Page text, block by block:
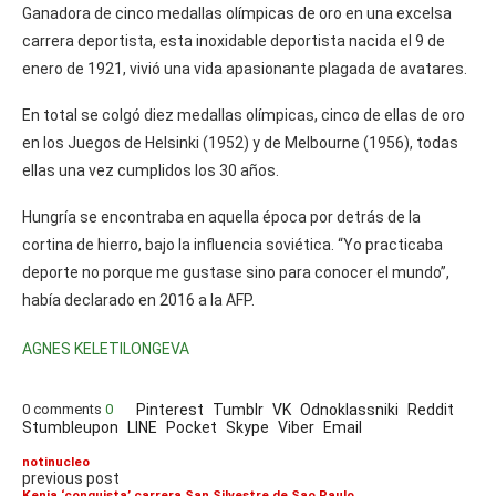
Ganadora de cinco medallas olímpicas de oro en una excelsa
carrera deportista, esta inoxidable deportista nacida el 9 de
enero de 1921, vivió una vida apasionante plagada de avatares.
En total se colgó diez medallas olímpicas, cinco de ellas de oro
en los Juegos de Helsinki (1952) y de Melbourne (1956), todas
ellas una vez cumplidos los 30 años.
Hungría se encontraba en aquella época por detrás de la
cortina de hierro, bajo la influencia soviética. “Yo practicaba
deporte no porque me gustase sino para conocer el mundo”,
había declarado en 2016 a la AFP.
AGNES KELETI LONGEVA
0 comments 0 Pinterest Tumblr VK Odnoklassniki
Reddit
Stumbleupon
LINE Pocket Skype Viber Email
notinucleo
previous post